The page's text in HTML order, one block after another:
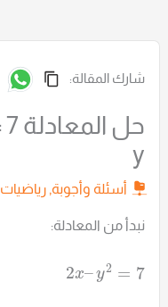
شارك المقالة:
y
أسئلة وأجوبة,رياضيات
نبدأ من المعادلة:
2x–y2 = 7